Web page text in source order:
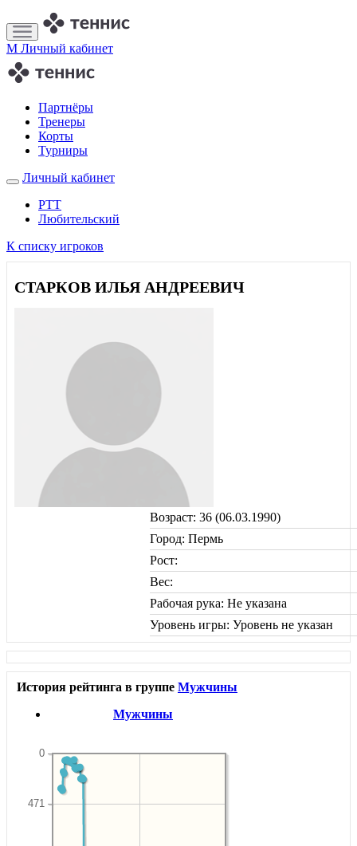
M Личный кабинет
Партнёры
Тренеры
Корты
Турниры
Личный кабинет
РТТ
Любительский
К списку игроков
СТАРКОВ ИЛЬЯ АНДРЕЕВИЧ
Возраст: 36 (06.03.1990)
Город: Пермь
Рост:
Вес:
Рабочая рука: Не указана
Уровень игры: Уровень не указан
История рейтинга в группе Мужчины
Мужчины
471
0